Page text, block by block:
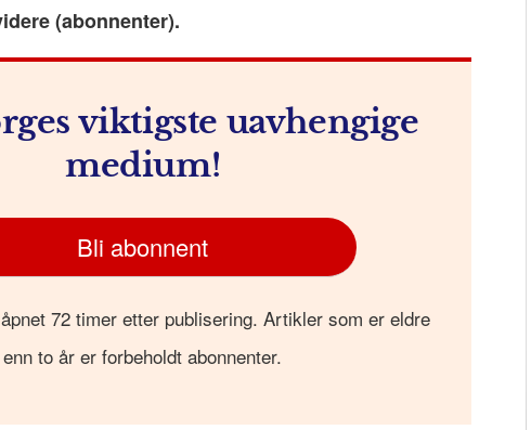
(abonnenter).
viktigste uavhengige
medium!
Bli abonnent
72 timer etter publisering. Artikler som er eldre
enn to år er forbeholdt abonnenter.